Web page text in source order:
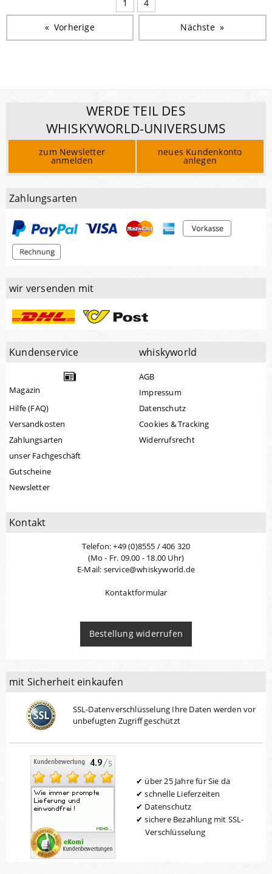
VorherigeSeite
1 4
NächsteSeite
WERDE TEIL DES
WHISKYWORLD-UNIVERSUMS
zum Newsletter
anmelden
neues Kundenkonto
anlegen
Zahlungsarten
wir versenden mit
Kundenservice
Magazin
Hilfe (FAQ)
Versandkosten
Zahlungsarten
unser Fachgeschäft
Gutscheine
Newsletter
whiskyworld
AGB
Impressum
Datenschutz
Cookies & Tracking
Widerrufsrecht
Kontakt
Telefon: +49 (0)8555 / 406 320
(Mo - Fr. 09.00 - 18.00 Uhr)
E-Mail: service@whiskyworld.de
Kontaktformular
Bestellung widerrufen
mit Sicherheit einkaufen
SSL-Datenverschlüsselung Ihre Daten werden vor
unbefugten Zugriff geschützt
über 25 Jahre für Sie da
schnelle Lieferzeiten
Datenschutz
sichere Bezahlung mit SSL-
Verschlüsselung